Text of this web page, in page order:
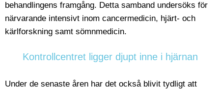
behandlingens framgång. Detta samband undersöks för
närvarande intensivt inom cancermedicin, hjärt- och
kärlforskning samt sömnmedicin.
Kontrollcentret ligger djupt inne i hjärnan
Under de senaste åren har det också blivit tydligt att